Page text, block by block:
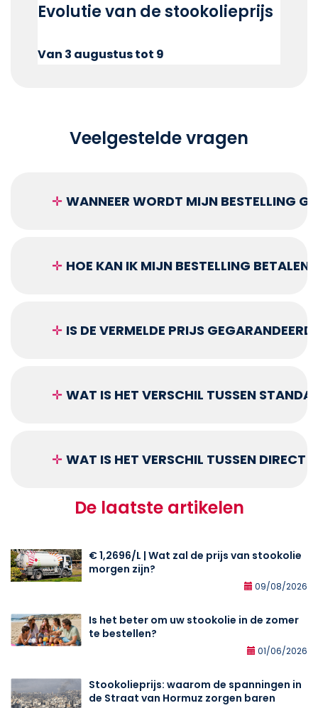
Evolutie van de stookolieprijs
Van 3 augustus tot 9
Veelgestelde vragen
✛ WANNEER WORDT MIJN BESTELLING
✛ HOE KAN IK MIJN BESTELLING BETALEN?
✛ IS DE VERMELDE PRIJS
✛ WAT IS HET VERSCHIL TUSSEN
✛ WAT IS HET VERSCHIL TUSSEN DIRECT
De laatste artikelen
€ 1,2696/L | Wat zal de prijs van stookolie
morgen zijn?
09/08/2026
Is het beter om uw stookolie in de zomer
te bestellen?
01/06/2026
Stookolieprijs: waarom de spanningen in
de Straat van Hormuz zorgen baren